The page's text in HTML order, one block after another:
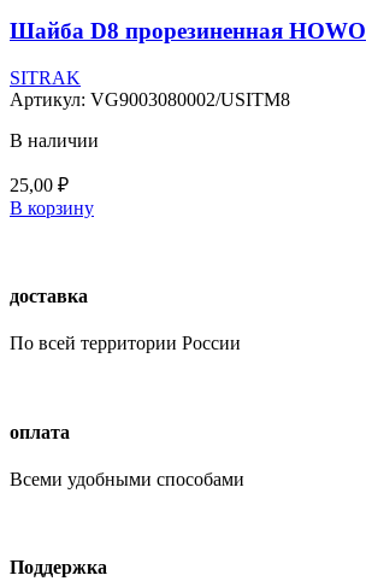
Шайба D8 прорезиненная HOWO
SITRAK
Артикул: VG9003080002/USITM8
В наличии
25,00 ₽
В корзину
доставка
По всей территории России
оплата
Всеми удобными способами
Поддержка